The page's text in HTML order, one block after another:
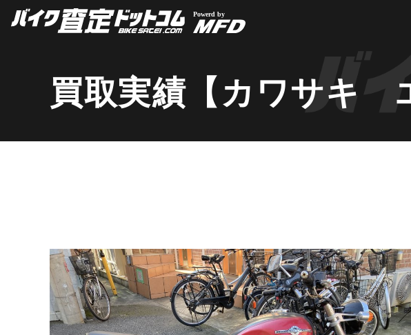
買取実績【カワサキ